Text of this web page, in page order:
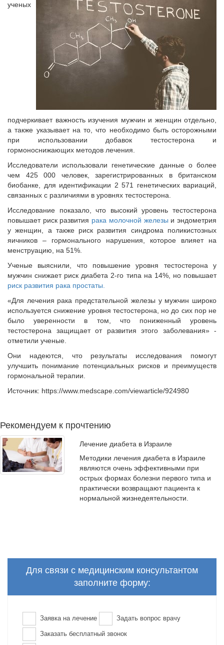
ученых
подчеркивает важность изучения мужчин и женщин отдельно,
а также указывает на то, что необходимо быть осторожными
при использовании добавок тестостерона и
гормоноснижающих методов лечения.
Исследователи использовали генетические данные о более
чем 425 000 человек, зарегистрированных в британском
биобанке, для идентификации 2 571 генетических вариаций,
связанных с различиями в уровнях тестостерона.
Исследование показало, что высокий уровень тестостерона
повышает риск развития рака молочной железы и эндометрия
у женщин, а также риск развития синдрома поликистозных
яичников – гормонального нарушения, которое влияет на
менструацию, на 51%.
Ученые выяснили, что повышение уровня тестостерона у
мужчин снижает риск диабета 2-го типа на 14%, но повышает
риск развития рака простаты.
«Для лечения рака предстательной железы у мужчин широко
используется снижение уровня тестостерона, но до сих пор не
было уверенности в том, что пониженный уровень
тестостерона защищает от развития этого заболевания» -
отметили ученые.
Они надеются, что результаты исследования помогут
улучшить понимание потенциальных рисков и преимуществ
гормональной терапии.
Источник: https://www.medscape.com/viewarticle/924980
Рекомендуем к прочтению
Лечение диабета в Израиле
Методики лечения диабета в Израиле
являются очень эффективными при
острых формах болезни первого типа и
практически возвращают пациента к
нормальной жизнедеятельности.
Для связи с медицинским консультантом
заполните форму:
Заявка на лечение Задать вопрос врачу
Заказать бесплатный звонок